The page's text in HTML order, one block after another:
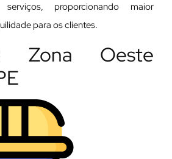
proporcionando maior
para os clientes.
Zona Oeste